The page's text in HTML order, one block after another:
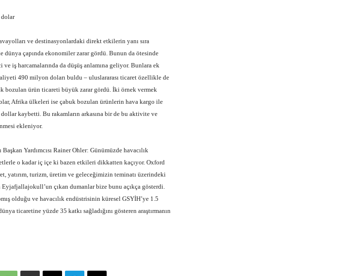
ve destinasyonlardaki direkt etkilerin yanı sıra
çapında ekonomiler zarar gördü. Bunun da ötesinde
iş harcamalarında da düşüş anlamına geliyor. Bunlara ek
490 milyon doları buldu – uluslararası ticaret özellikle de
bozulan ürün ticareti büyük zarar gördü. İki örnek vermek
Afrika ülkeleri ise çabuk bozulan ürünlerin hava kargo ile
kaybetti. Bu rakamların arkasına bir de bu aktivite ve
ekleniyor.
Yardımcısı Rainer Ohler: Günümüzde havacılık
o kadar iç içe ki bazen etkileri dikkatten kaçıyor. Oxford
yatırım, turizm, üretim ve geleceğimizin teminatı üzerindeki
çıkan dumanlar bize bunu açıkça gösterdi.
olduğu ve havacılık endüstrisinin küresel GSYİH’ye 1.5
ticaretine yüzde 35 katkı sağladığını gösteren araştırmanın